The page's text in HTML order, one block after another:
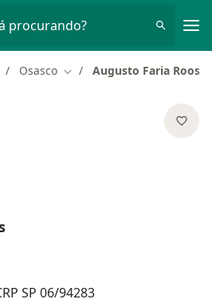
procurando?
Osasco Mudar de cidade
Augusto Faria Roos
SP 06/94283